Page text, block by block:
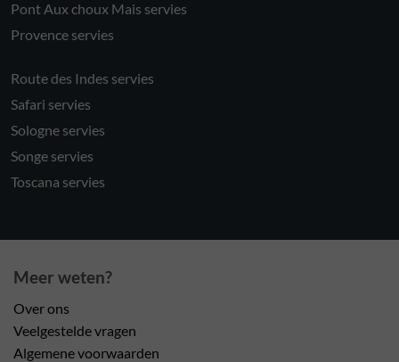
Pont Aux choux Mais servies
Provence servies
Route des Indes servies
Safari servies
Sologne servies
Songe servies
Toscana servies
Meer weten?
Over ons
Veelgestelde vragen
Algemene voorwaarden